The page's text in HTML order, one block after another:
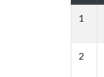
1
2